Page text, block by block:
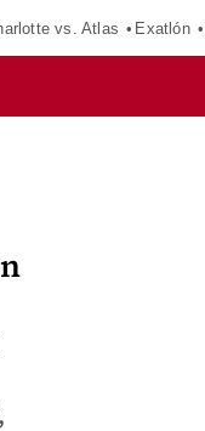
vs. Atlas Exatlón